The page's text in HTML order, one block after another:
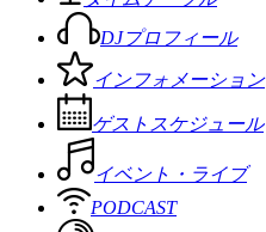
DJプロフィール
インフォメーション
ゲストスケジュール
イベント・ライブ
PODCAST